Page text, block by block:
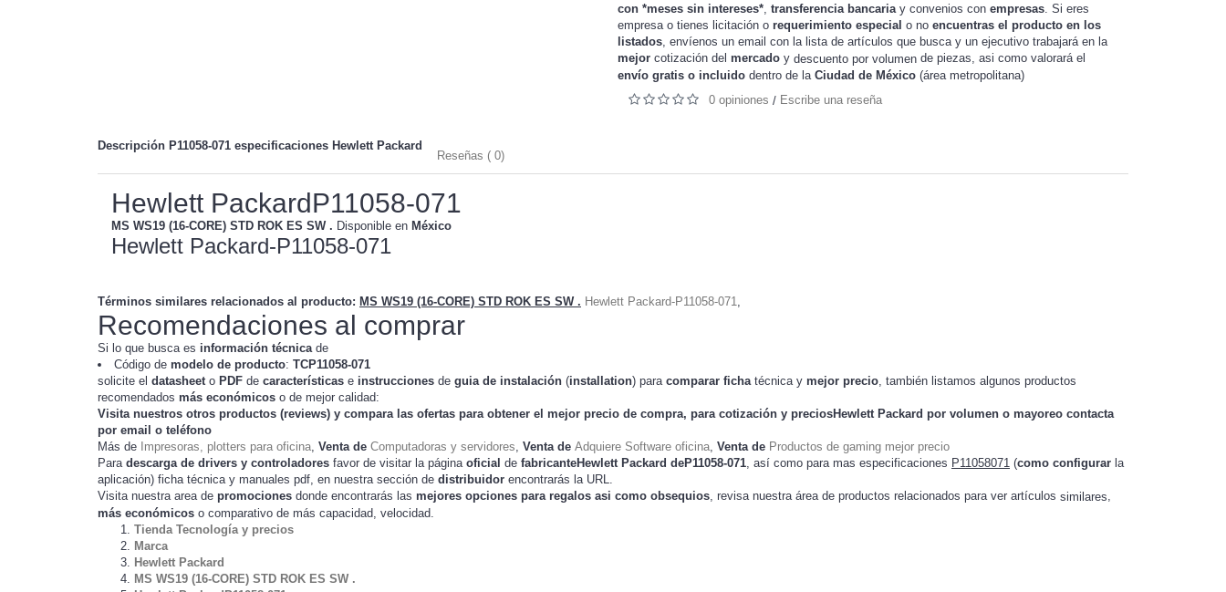
con *meses sin intereses* transferencia bancaria y convenios con empresas . Si eres
empresa o tienes licitación o requerimiento especial o no encuentras el producto en los
listados, envíenos un email con la lista de artículos que busca y un ejecutivo trabajará en la
mejor cotización del mercado y descuento por volumen de piezas, asi como valorará el
envío gratis o incluido dentro de la Ciudad de México (área metropolitana)
0 opiniones / Escribe una reseña
Descripción P11058-071 especificaciones Hewlett Packard
Reseñas ( 0)
Hewlett PackardP11058-071
MS WS19 (16-CORE) STD ROK ES SW . Disponible en México
Hewlett Packard-P11058-071
Términos similares relacionados al producto: MS WS19 (16-CORE) STD ROK ES SW . Hewlett Packard-P11058-071
Recomendaciones al comprar
Si lo que busca es información técnica de
Código de modelo de producto: TCP11058-071
solicite el datasheet o PDF de características e instrucciones de guia de instalación (installation) para comparar ficha técnica y mejor precio , también listamos algunos productos
recomendados más económicos o de mejor calidad:
Visita nuestros otros productos (reviews) y compara las ofertas para obtener el mejor precio de compra, para cotización y preciosHewlett Packard por volumen o mayoreo contacta
por email o teléfono
Más de Impresoras, plotters para oficina Venta de Computadoras y servidores Venta de Adquiere Software oficina Venta de Productos de gaming mejor precio
Para descarga de drivers y controladores favor de visitar la página oficial de fabricanteHewlett Packard deP11058-071 , así como para mas especificaciones P11058071 (como configurar la
aplicación) ficha técnica y manuales pdf, en nuestra sección de distribuidor encontrarás la URL.
Visita nuestra area de promociones donde encontrarás las mejores opciones para regalos asi como obsequios, revisa nuestra área de productos relacionados para ver artículos similares,
más económicos o comparativo de más capacidad, velocidad.
Tienda Tecnología y precios
Marca
Hewlett Packard
MS WS19 (16-CORE) STD ROK ES SW .